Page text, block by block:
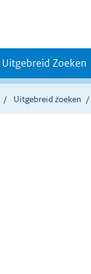
Uitgebreid Zoeken
Uitgebreid zoeken